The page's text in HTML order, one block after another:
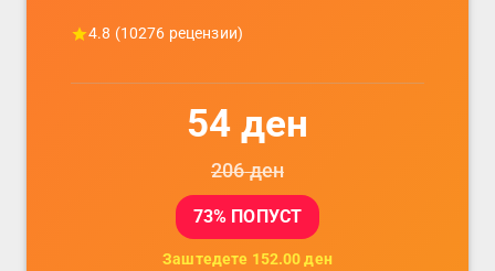
4.8 (10276 рецензии)
54 ден
206ден
73% ПОПУСТ
Заштедете 152.00 ден